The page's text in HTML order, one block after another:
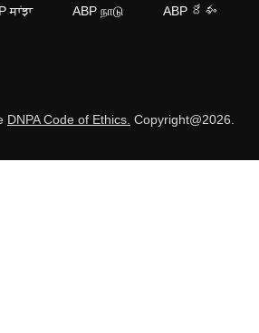
ਸਾਂਝਾ ABP நாடு ABP దేశం
DNPA Code of Ethics. Copyright@2026.